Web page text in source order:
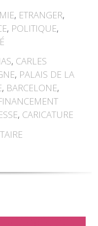
, ETRANGER,
, POLITIQUE,
, CARLES
, PALAIS DE LA
, BARCELONE,
, CARICATURE